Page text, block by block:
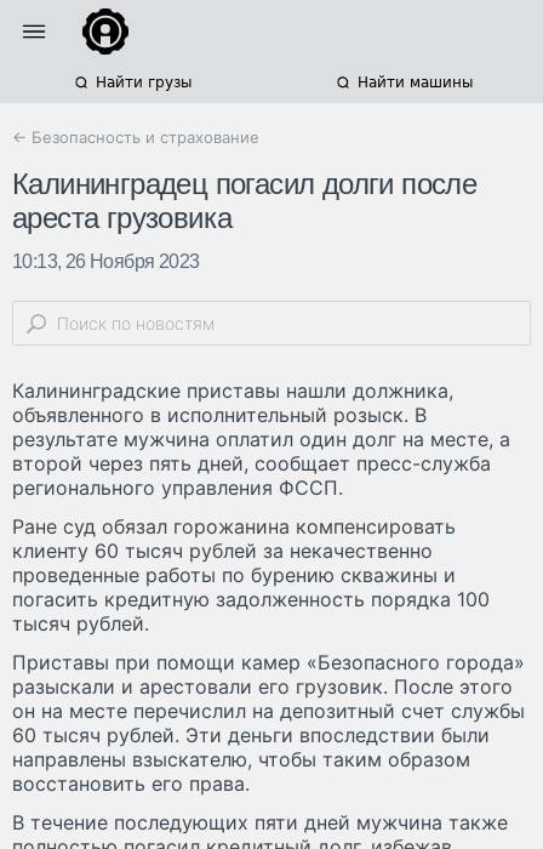
Найти грузы Найти машины
← Безопасность и страхование
Калининградец погасил долги после
ареста грузовика
10:13, 26 Ноября 2023
Калининградские приставы нашли должника,
объявленного в исполнительный розыск. В
результате мужчина оплатил один долг на месте, а
второй через пять дней, сообщает пресс-служба
регионального управления ФССП.
Ране суд обязал горожанина компенсировать
клиенту 60 тысяч рублей за некачественно
проведенные работы по бурению скважины и
погасить кредитную задолженность порядка 100
тысяч рублей.
Приставы при помощи камер «Безопасного города»
разыскали и арестовали его грузовик. После этого
он на месте перечислил на депозитный счет службы
60 тысяч рублей. Эти деньги впоследствии были
направлены взыскателю, чтобы таким образом
восстановить его права.
В течение последующих пяти дней мужчина также